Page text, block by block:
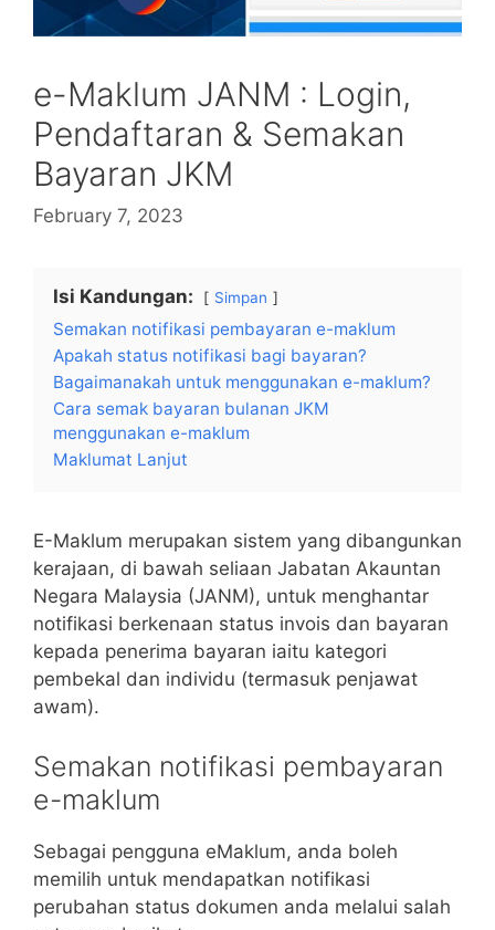
e-Maklum JANM : Login,
Pendaftaran & Semakan
Bayaran JKM
February 7, 2023
Isi Kandungan: Simpan
Semakan notifikasi pembayaran e-maklum
Apakah status notifikasi bagi bayaran?
Bagaimanakah untuk menggunakan e-maklum?
Cara semak bayaran bulanan JKM
menggunakan e-maklum
Maklumat Lanjut
E-Maklum merupakan sistem yang dibangunkan
kerajaan, di bawah seliaan Jabatan Akauntan
Negara Malaysia (JANM), untuk menghantar
notifikasi berkenaan status invois dan bayaran
kepada penerima bayaran iaitu kategori
pembekal dan individu (termasuk penjawat
awam).
Semakan notifikasi pembayaran
e-maklum
Sebagai pengguna eMaklum, anda boleh
memilih untuk mendapatkan notifikasi
perubahan status dokumen anda melalui salah